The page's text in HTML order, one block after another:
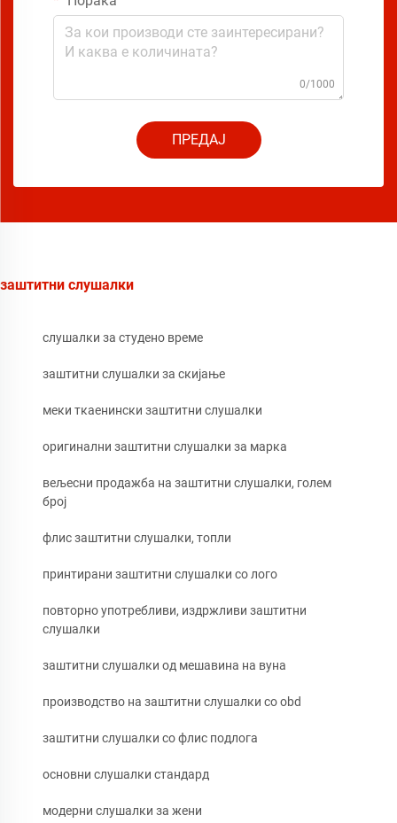
0/1000
ПРЕДАЈ
заштитни слушалки
слушалки за студено време
заштитни слушалки за скијање
меки ткаенински заштитни слушалки
оригинални заштитни слушалки за марка
вељесни продажба на заштитни слушалки, голем
број
флис заштитни слушалки, топли
принтирани заштитни слушалки со лого
повторно употребливи, издржливи заштитни
слушалки
заштитни слушалки од мешавина на вунa
производство на заштитни слушалки со obd
заштитни слушалки со флис подлога
основни слушалки стандард
модерни слушалки за жени